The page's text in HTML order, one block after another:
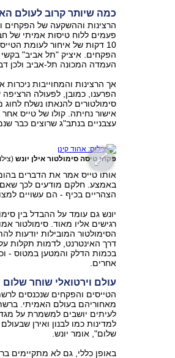
כמה שיותר קרוב לעולם
הרצינות וההשקעה של הפקחים
פעמים ללוח טיסות אמיתי של
10 דקות של איחור לעומת
העמדה המכונה תל-אביב ולכן
אך הרצינות והמחוייבות
סימולטורים להנאתו נשלח
אישור נחיתה. קולו של טייס
עצבניים בנתב"ג שרוצים כבר
פקחי טיסה סימולטור אילן יונש
אותו טייס אמר את הדברים
באמצע. חלקם מודעים לכך שאם
הצהריים בכיף - הם עשויים
יונש גם עומד על ההבדל בין
רגישים אליו מאוד. סימולטור
הסימולטור המובילות יודעות
דרך האינטרנט, לדמות תקלות
בכמות הדלק והמטען במטוס -
אחרים.
עולם וירטואלי שוחר שלום
הטייסים והפקחים שנכנסים
מאחוריהם בעולם האמיתי.
לעיתים יושבים למשמרת על
למדינות כמו לבנון ואירן
שלום", אומר יונש.
באופן כללי, גם לא מתקיימים